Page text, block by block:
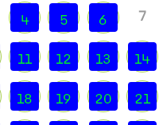
4 5 6 7
11 12 13 14
18 19 20 21